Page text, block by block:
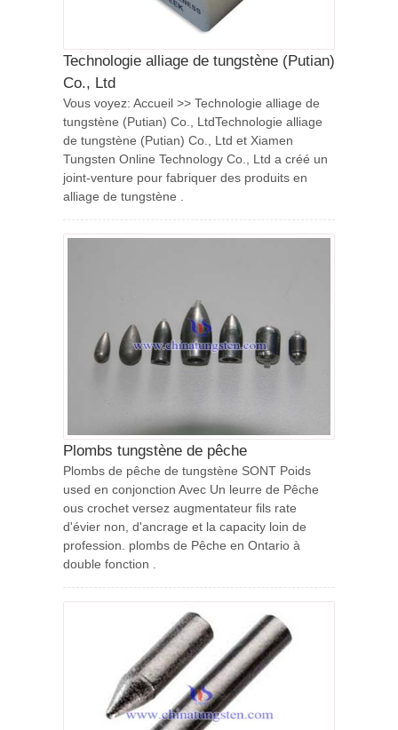
Technologie alliage de tungstène (Putian)
Co., Ltd
Vous voyez: Accueil >> Technologie alliage de
tungstène (Putian) Co., LtdTechnologie alliage
de tungstène (Putian) Co., Ltd et Xiamen
Tungsten Online Technology Co., Ltd a créé un
joint-venture pour fabriquer des produits en
alliage de tungstène .
Plombs tungstène de pêche
Plombs de pêche de tungstène SONT Poids
used en conjonction Avec Un leurre de Pêche
ous crochet versez augmentateur fils rate
d'évier non, d'ancrage et la capacity loin de
profession. plombs de Pêche en Ontario à
double fonction .